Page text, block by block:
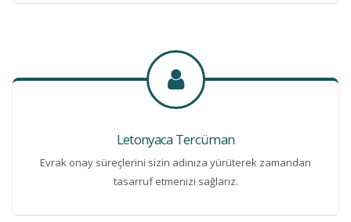
Letonyaca Tercüman
Evrak onay süreçlerini sizin adınıza yürüterek zamandan
tasarruf etmenizi sağlarız.